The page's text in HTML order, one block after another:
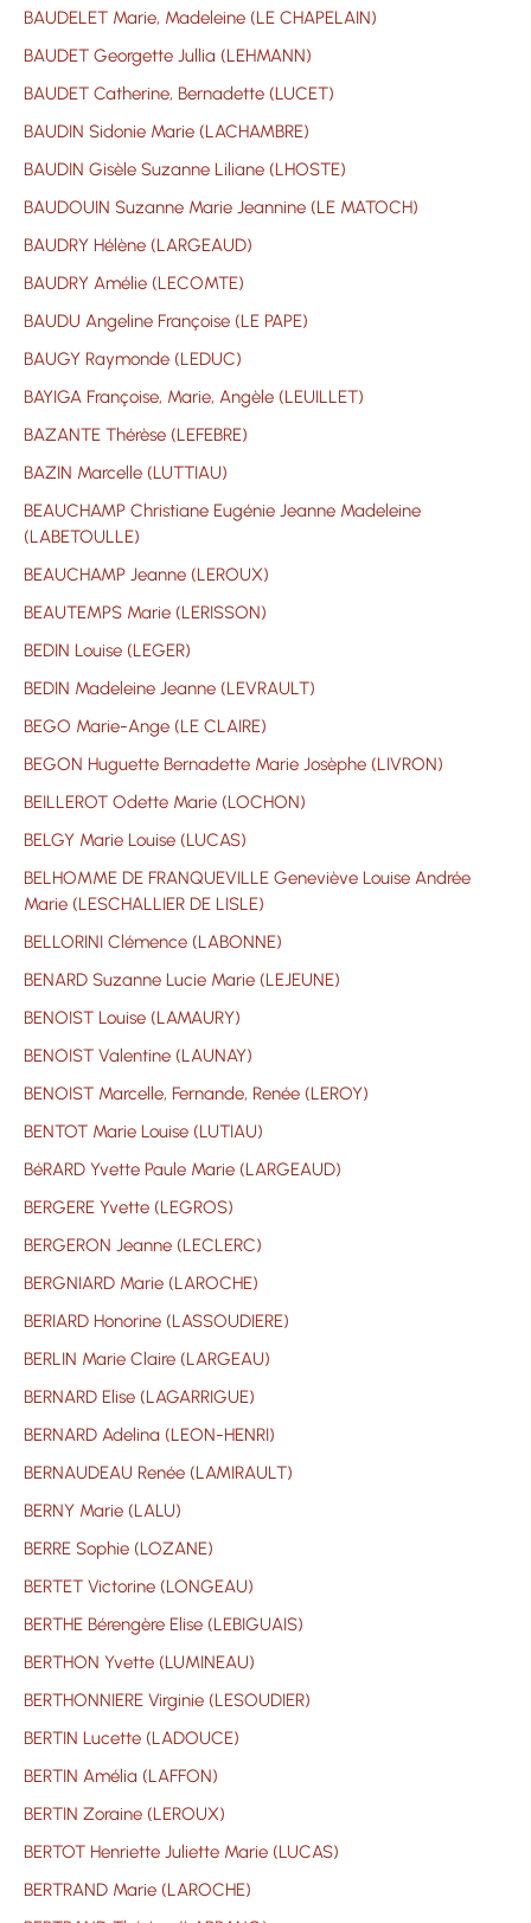
BAUDELET Marie, Madeleine (LE CHAPELAIN)
BAUDET Georgette Jullia (LEHMANN)
BAUDET Catherine, Bernadette (LUCET)
BAUDIN Sidonie Marie (LACHAMBRE)
BAUDIN Gisèle Suzanne Liliane (LHOSTE)
BAUDOUIN Suzanne Marie Jeannine (LE MATOCH)
BAUDRY Hélène (LARGEAUD)
BAUDRY Amélie (LECOMTE)
BAUDU Angeline Françoise (LE PAPE)
BAUGY Raymonde (LEDUC)
BAYIGA Françoise, Marie, Angèle (LEUILLET)
BAZANTE Thérèse (LEFEBRE)
BAZIN Marcelle (LUTTIAU)
BEAUCHAMP Christiane Eugénie Jeanne Madeleine
(LABETOULLE)
BEAUCHAMP Jeanne (LEROUX)
BEAUTEMPS Marie (LERISSON)
BEDIN Louise (LEGER)
BEDIN Madeleine Jeanne (LEVRAULT)
BEGO Marie-Ange (LE CLAIRE)
BEGON Huguette Bernadette Marie Josèphe (LIVRON)
BEILLEROT Odette Marie (LOCHON)
BELGY Marie Louise (LUCAS)
BELHOMME DE FRANQUEVILLE Geneviève Louise Andrée
Marie (LESCHALLIER DE LISLE)
BELLORINI Clémence (LABONNE)
BENARD Suzanne Lucie Marie (LEJEUNE)
BENOIST Louise (LAMAURY)
BENOIST Valentine (LAUNAY)
BENOIST Marcelle, Fernande, Renée (LEROY)
BENTOT Marie Louise (LUTIAU)
BéRARD Yvette Paule Marie (LARGEAUD)
BERGERE Yvette (LEGROS)
BERGERON Jeanne (LECLERC)
BERGNIARD Marie (LAROCHE)
BERIARD Honorine (LASSOUDIERE)
BERLIN Marie Claire (LARGEAU)
BERNARD Elise (LAGARRIGUE)
BERNARD Adelina (LEON-HENRI)
BERNAUDEAU Renée (LAMIRAULT)
BERNY Marie (LALU)
BERRE Sophie (LOZANE)
BERTET Victorine (LONGEAU)
BERTHE Bérengère Elise (LEBIGUAIS)
BERTHON Yvette (LUMINEAU)
BERTHONNIERE Virginie (LESOUDIER)
BERTIN Lucette (LADOUCE)
BERTIN Amélia (LAFFON)
BERTIN Zoraine (LEROUX)
BERTOT Henriette Juliette Marie (LUCAS)
BERTRAND Marie (LAROCHE)